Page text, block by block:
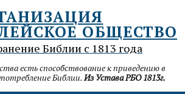
ОБЩЕСТВО
Библии с 1813 года
есть способствование к приведению в
Библии.Из Устава РБО 1813г.